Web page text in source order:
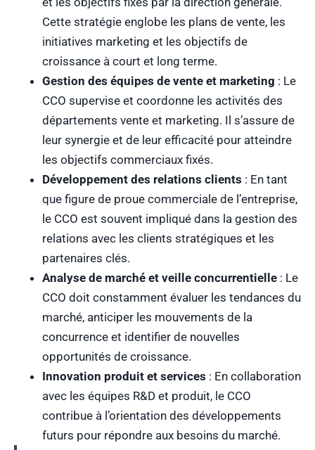
Cette stratégie englobe les plans de vente, les
initiatives marketing et les objectifs de
croissance à court et long terme.
Gestion des équipes de vente et marketing : Le
CCO supervise et coordonne les activités des
départements vente et marketing. Il s’assure de
leur synergie et de leur efficacité pour atteindre
les objectifs commerciaux fixés.
Développement des relations clients : En tant
que figure de proue commerciale de l’entreprise,
le CCO est souvent impliqué dans la gestion des
relations avec les clients stratégiques et les
partenaires clés.
Analyse de marché et veille concurrentielle : Le
CCO doit constamment évaluer les tendances du
marché, anticiper les mouvements de la
concurrence et identifier de nouvelles
opportunités de croissance.
Innovation produit et services : En collaboration
avec les équipes R&D et produit, le CCO
contribue à l’orientation des développements
futurs pour répondre aux besoins du marché.